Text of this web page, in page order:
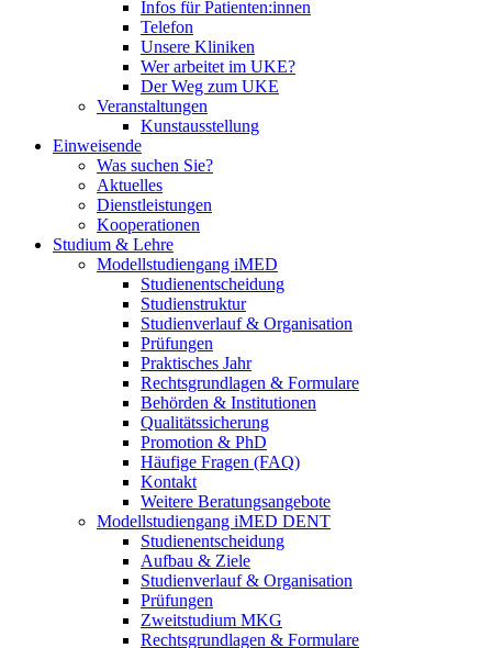
Infos für Patienten:innen
Telefon
Unsere Kliniken
Wer arbeitet im UKE?
Der Weg zum UKE
Veranstaltungen
Kunstausstellung
Einweisende
Was suchen Sie?
Aktuelles
Dienstleistungen
Kooperationen
Studium & Lehre
Modellstudiengang iMED
Studienentscheidung
Studienstruktur
Studienverlauf & Organisation
Prüfungen
Praktisches Jahr
Rechtsgrundlagen & Formulare
Behörden & Institutionen
Qualitätssicherung
Promotion & PhD
Häufige Fragen (FAQ)
Kontakt
Weitere Beratungsangebote
Modellstudiengang iMED DENT
Studienentscheidung
Aufbau & Ziele
Studienverlauf & Organisation
Prüfungen
Zweitstudium MKG
Rechtsgrundlagen & Formulare